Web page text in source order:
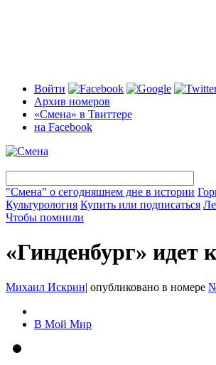
Войти
Архив номеров
«Смена» в Твиттере
на Facebook
"Смена" о сегодняшнем дне в истории
Культурология Купить или подписаться
Чтобы помнили
«Гинденбург» идет
Михаил Искрин| опубликовано в номере
В Мой Мир